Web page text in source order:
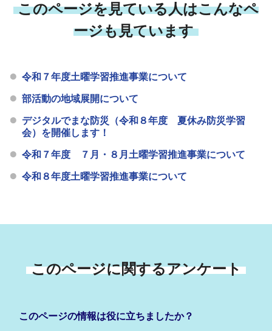
このページを見ている人はこんなペ
ージも見ています
令和７年度土曜学習推進事業について
部活動の地域展開について
デジタルでまな防災（令和８年度 夏休み防災学習
会）を開催します！
令和７年度 ７月・８月土曜学習推進事業について
令和８年度土曜学習推進事業について
このページに関するアンケート
このページの情報は役に立ちましたか？